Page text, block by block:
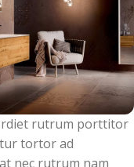
rutrum porttitor
tortor ad
nec rutrum nam